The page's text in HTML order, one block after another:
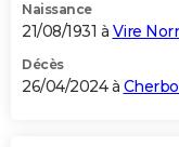
Naissance
21/08/1931 à Vire
Décès
26/04/2024 à